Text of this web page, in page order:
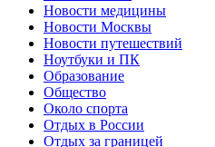
Новости медицины
Новости Москвы
Новости путешествий
Ноутбуки и ПК
Образование
Общество
Около спорта
Отдых в России
Отдых за границей